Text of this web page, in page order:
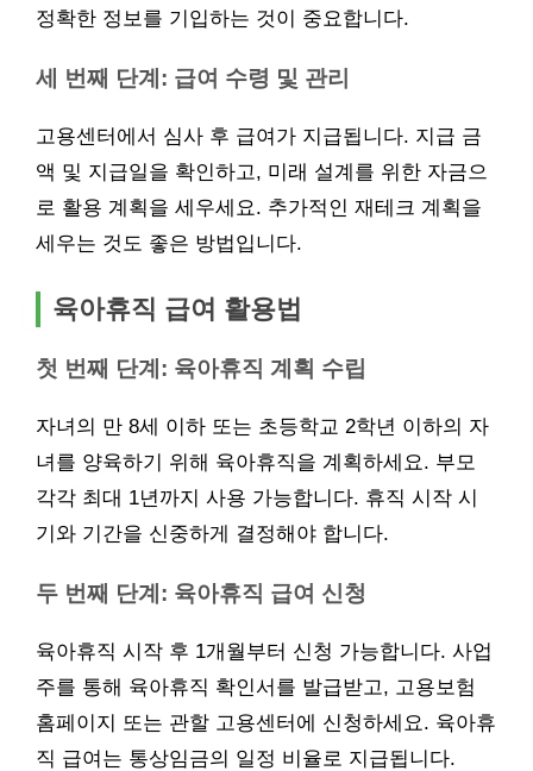
정확한 정보를 기입하는 것이 중요합니다.
세 번째 단계: 급여 수령 및 관리
고용센터에서 심사 후 급여가 지급됩니다. 지급 금
액 및 지급일을 확인하고, 미래 설계를 위한 자금으
로 활용 계획을 세우세요. 추가적인 재테크 계획을
세우는 것도 좋은 방법입니다.
육아휴직 급여 활용법
첫 번째 단계: 육아휴직 계획 수립
자녀의 만 8세 이하 또는 초등학교 2학년 이하의 자
녀를 양육하기 위해 육아휴직을 계획하세요. 부모
각각 최대 1년까지 사용 가능합니다. 휴직 시작 시
기와 기간을 신중하게 결정해야 합니다.
두 번째 단계: 육아휴직 급여 신청
육아휴직 시작 후 1개월부터 신청 가능합니다. 사업
주를 통해 육아휴직 확인서를 발급받고, 고용보험
홈페이지 또는 관할 고용센터에 신청하세요. 육아휴
직 급여는 통상임금의 일정 비율로 지급됩니다.